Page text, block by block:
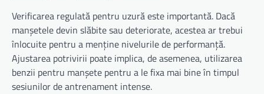
Verificarea regulată pentru uzură este importantă. Dacă
manșetele devin slăbite sau deteriorate, acestea ar trebui
înlocuite pentru a menține nivelurile de performanță.
Ajustarea potrivirii poate implica, de asemenea, utilizarea
benzii pentru manșete pentru a le fixa mai bine în timpul
sesiunilor de antrenament intense.